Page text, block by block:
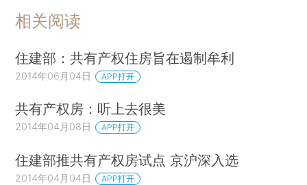
相关阅读
住建部：共有产权住房旨在遏制牟利
2014年06月04日 APP打开
共有产权房：听上去很美
2014年04月08日 APP打开
住建部推共有产权房试点 京沪深入选
2014年04月04日 APP打开